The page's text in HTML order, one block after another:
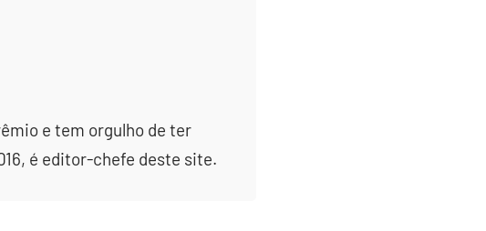
e tem orgulho de ter
é editor-chefe deste site.